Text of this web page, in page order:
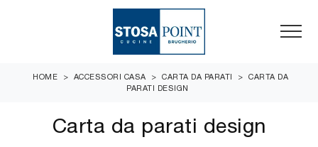
HOME > ACCESSORI CASA > CARTA DA PARATI >
CARTA DA
PARATI DESIGN
Carta da parati design